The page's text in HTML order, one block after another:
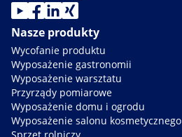
Nasze produkty
Wycofanie produktu
Wyposażenie gastronomii
Wyposażenie warsztatu
Przyrządy pomiarowe
Wyposażenie domu i ogrodu
Wyposażenie salonu kosmetycznego